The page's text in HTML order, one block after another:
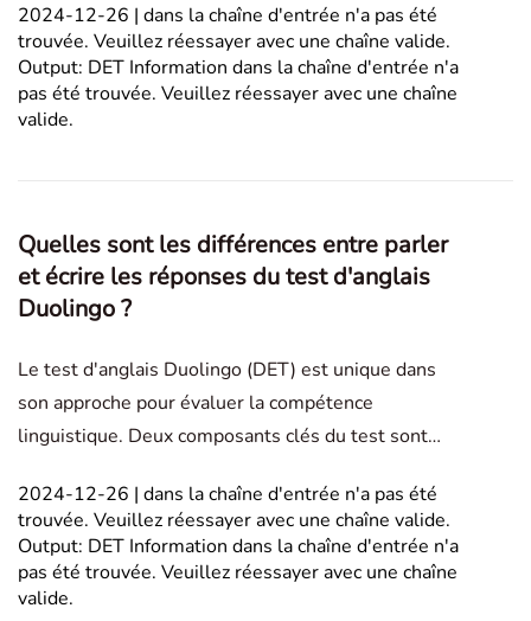
réponses à quelques questions courantes pour vous
aider à traverser le processus avec aisance. In this ar
2024-12-26 | dans la chaîne d'entrée n'a pas été
trouvée. Veuillez réessayer avec une chaîne valide.
Output: DET Information dans la chaîne d'entrée n'a
pas été trouvée. Veuillez réessayer avec une chaîne
valide.
Quelles sont les différences entre parler
et écrire les réponses du test d'anglais
Duolingo ?
Le test d'anglais Duolingo (DET) est unique dans
son approche pour évaluer la compétence
linguistique. Deux composants clés du test sont
produire des réponses au test d'anglais Duolingo en
réponse à des instructions. Comprendre les
différences entre
2024-12-26 | dans la chaîne d'entrée n'a pas été
trouvée. Veuillez réessayer avec une chaîne valide.
Output: DET Information dans la chaîne d'entrée n'a
pas été trouvée. Veuillez réessayer avec une chaîne
valide.